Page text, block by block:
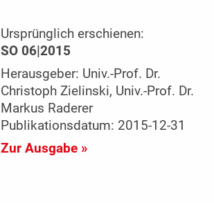
Ursprünglich erschienen:
SO 06|2015
Herausgeber: Univ.-Prof. Dr.
Christoph Zielinski, Univ.-Prof. Dr.
Markus Raderer
Publikationsdatum: 2015-12-31
Zur Ausgabe »